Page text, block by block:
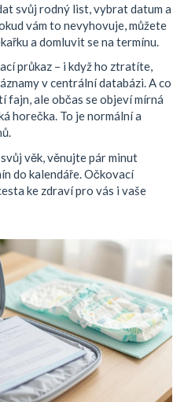
svůj rodný list, vybrat datum a
vám to nevyhovuje, můžete
a domluvit se na termínu.
průkaz – i když ho ztratíte,
v centrální databázi. A co
fajn, ale občas se objeví mírná
horečka. To je normální a
věk, věnujte pár minut
do kalendáře. Očkovací
ke zdraví pro vás i vaše